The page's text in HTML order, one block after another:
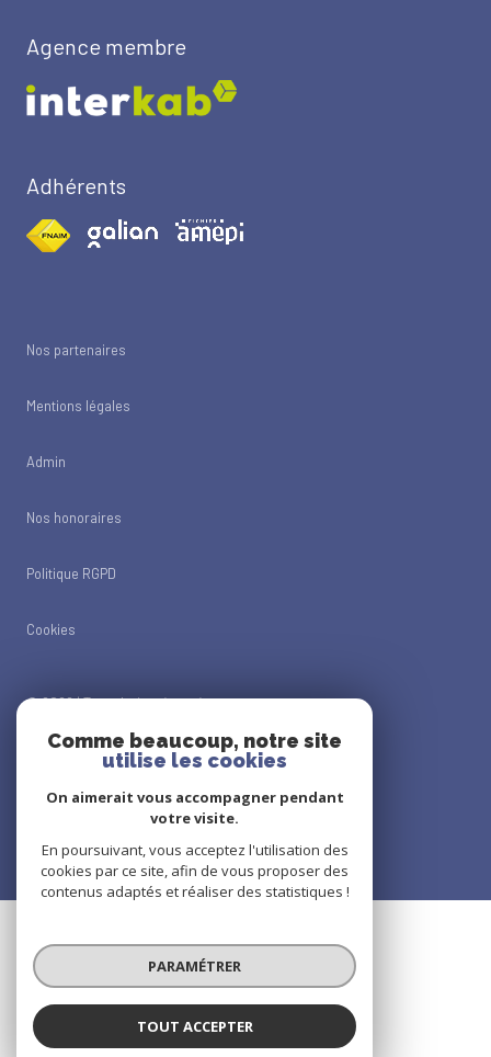
Agence membre
Adhérents
Nos partenaires
Mentions légales
Admin
Nos honoraires
Politique RGPD
Cookies
© 2026 | Tous droits réservés
Comme beaucoup, notre site
utilise les cookies
On aimerait vous accompagner pendant
votre visite.
En poursuivant, vous acceptez l'utilisation des
cookies par ce site, afin de vous proposer des
contenus adaptés et réaliser des statistiques !
PARAMÉTRER
TOUT ACCEPTER